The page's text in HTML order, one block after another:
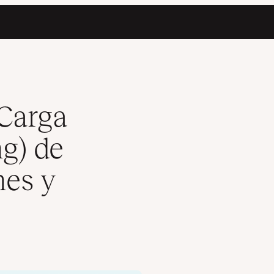
Imágenes y Videos?
de
y